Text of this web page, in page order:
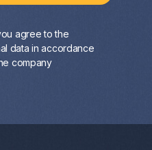
agree to the
data in accordance
company